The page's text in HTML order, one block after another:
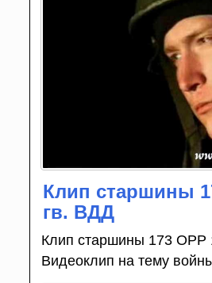
Клип старшины
гв. ВДД
Клип старшины 173 ОРР
Видеоклип на тему